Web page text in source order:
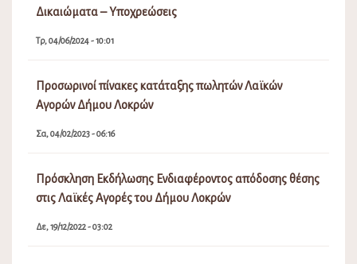
Δικαιώματα – Υποχρεώσεις
Τρ, 04/06/2024 - 10:01
Προσωρινοί πίνακες κατάταξης πωλητών Λαϊκών
Αγορών Δήμου Λοκρών
Σα, 04/02/2023 - 06:16
Πρόσκληση Εκδήλωσης Ενδιαφέροντος απόδοσης θέσης
στις Λαϊκές Αγορές του Δήμου Λοκρών
Δε, 19/12/2022 - 03:02